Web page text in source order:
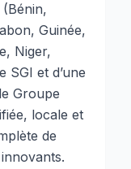
(Bénin,
Guinée,
Niger,
SGI et d’une
Groupe
locale et
de